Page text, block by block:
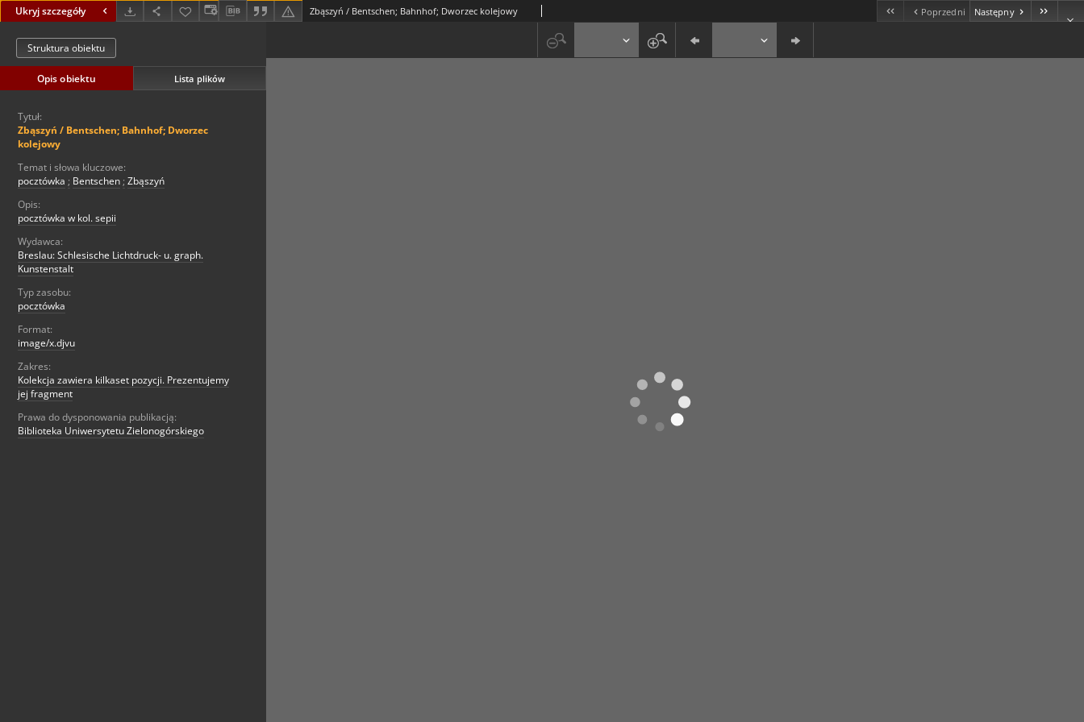
Ukryj szczegóły Zbąszyń / Bentschen; Bahnhof; Dworzec kolejowy Poprzedni Następny
Struktura obiektu
Opis obiektu Lista plików
Tytuł:
Zbąszyń / Bentschen; Bahnhof; Dworzec
kolejowy
Temat i słowa kluczowe:
pocztówka ; Bentschen ; Zbąszyń
Opis:
pocztówka w kol. sepii
Wydawca:
Breslau: Schlesische Lichtdruck- u. graph.
Kunstenstalt
Typ zasobu:
pocztówka
Format:
image/x.djvu
Zakres:
Kolekcja zawiera kilkaset pozycji. Prezentujemy
jej fragment
Prawa do dysponowania publikacją:
Biblioteka Uniwersytetu Zielonogórskiego